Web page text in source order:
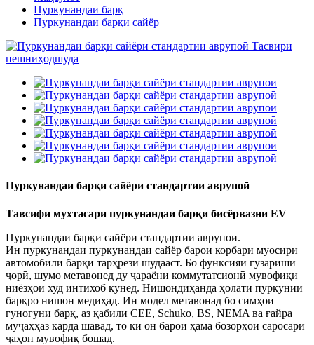
Пуркунандаи барқ
Пуркунандаи барқи сайёр
Пуркунандаи барқи сайёри стандартии аврупоӣ
Тавсифи мухтасари пуркунандаи барқи бисёрвазни EV
Пуркунандаи барқи сайёри стандартии аврупоӣ.
Ин пуркунандаи пуркунандаи сайёр барои корбари муосири
автомобили барқӣ тарҳрезӣ шудааст. Бо функсияи гузариши
ҷорӣ, шумо метавонед ду ҷараёни коммутатсионӣ мувофиқи
ниёзҳои худ интихоб кунед. Нишондиҳанда ҳолати пуркунии
барқро нишон медиҳад. Ин модел метавонад бо симҳои
гуногуни барқ, аз қабили CEE, Schuko, BS, NEMA ва ғайра
муҷаҳҳаз карда шавад, то ки он барои ҳама бозорҳои саросари
ҷаҳон мувофиқ бошад.